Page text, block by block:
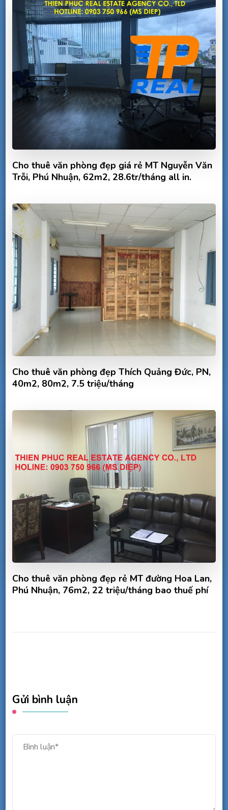
Cho thuê văn phòng đẹp giá rẻ MT Nguyễn Văn
Trỗi, Phú Nhuận, 62m2, 28.6tr/tháng all in.
Cho thuê văn phòng đẹp Thích Quảng Đức, PN,
40m2, 80m2, 7.5 triệu/tháng
Cho thuê văn phòng đẹp rẻ MT đường Hoa Lan,
Phú Nhuận, 76m2, 22 triệu/tháng bao thuế phí
Gửi bình luận